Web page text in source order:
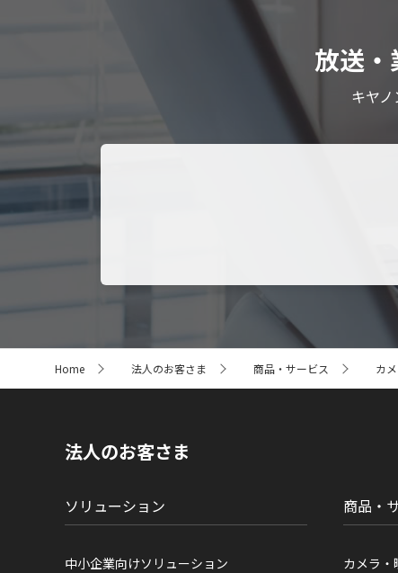
放送・
キヤ
ト
Home 法人のお客さま 商品・サービス カ
法人のお客さま
ソリューション
中小企業向けソリューション
商品・
カメラ・